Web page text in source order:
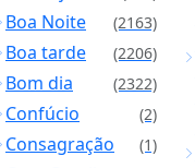
Boa Noite (2163)
Boa tarde (2206)
Bom dia (2322)
Confúcio (2)
Consagração (1)